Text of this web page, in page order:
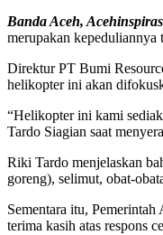
Banda Aceh,
merupakan kepeduliannya
Direktur PT Bumi
helikopter ini akan
“Helikopter ini kami
Tardo Siagian saat
Riki Tardo menjelaskan
goreng), selimut, obat-
Sementara itu,
terima kasih atas respons